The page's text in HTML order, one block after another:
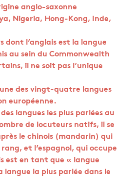
anglo-saxonne
Nigeria, Hong-Kong, Inde,
dont l’anglais est la langue
au sein du Commonwealth
il ne soit pas l’unique
des vingt-quatre langues
européenne.
des langues les plus parlées au
de locuteurs natifs, il se
le chinois (mandarin) qui
et l’espagnol, qui occupe
est en tant que « langue
la plus parlée dans le